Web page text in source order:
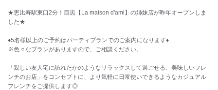
★恵比寿駅東口2分！目黒【La maison d'ami】の姉妹店が昨年オープンしま
した★
♦5名様以上のご予約はパーティプランでのご案内になります♦
※色々なプランがありますので、ご相談ください。
「親しい友人宅に訪れたかのようなリラックスして過ごせる、美味しいフレ
ンチのお店」をコンセプトに、より気軽に日常使いできるようなカジュアル
フレンチをご提供します◎